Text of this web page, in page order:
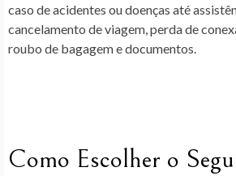
caso de acidentes ou doenças até
cancelamento de viagem, perda de
roubo de bagagem e documentos.
Como Escolher o